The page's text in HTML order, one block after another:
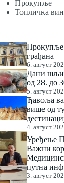
Прокупље
Топличка
Прокупље
грађана
6. август
Дани
од 28. до
5. август
Ђавоља
више од
4. август
Уређење
Важни
путна
3. август